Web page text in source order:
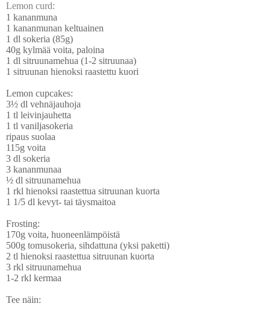
Lemon curd:
1 kananmuna
1 kananmunan keltuainen
1 dl sokeria (85g)
40g kylmää voita, paloina
1 dl sitruunamehua (1-2 sitruunaa)
1 sitruunan hienoksi raastettu kuori
Lemon cupcakes:
3½ dl vehnäjauhoja
1 tl leivinjauhetta
1 tl vaniljasokeria
ripaus suolaa
115g voita
3 dl sokeria
3 kananmunaa
½ dl sitruunamehua
1 rkl hienoksi raastettua sitruunan kuorta
1 1/5 dl kevyt- tai täysmaitoa
Frosting:
170g voita, huoneenlämpöistä
500g tomusokeria, sihdattuna (yksi paketti)
2 tl hienoksi raastettua sitruunan kuorta
3 rkl sitruunamehua
1-2 rkl kermaa
Tee näin: